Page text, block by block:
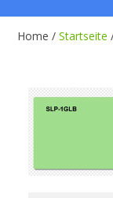
Home / Startseite